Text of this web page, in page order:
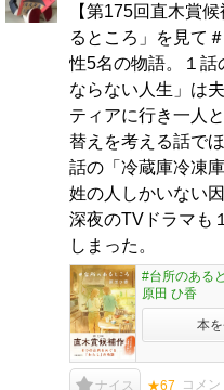
【第175回直木賞
るところ」を見て
性5名の物語。１話
ならない人生」は
ティアに行き一人
替えを考える話で
話の「冷蔵庫冷凍
姓の人しかいない
深夜のTVドラマも
しまった。
#台所のある
原田 ひ香
本
ナイス ★67 コメン